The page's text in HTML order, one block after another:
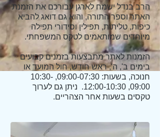
הרב בנדל ישמח לארגן עבורכם את הזמנת
האתר וספר התורה, והוא גם דואג להביא
כיפות, טליתות, תפילין וסידורי תפילה
מיוחדים שמותאמים לטקס המשפחתי.
הזמנות לאתר מתבצעות בזמנים קבועים
בימים ב', ה', ראש חודש, חול המועד או
חנוכה, בשעות: 09:00-07:30, 10:30-
09:00, 12:00-10:30. ניתן גם לערוך
טקסים בשעות אחר הצהריים.